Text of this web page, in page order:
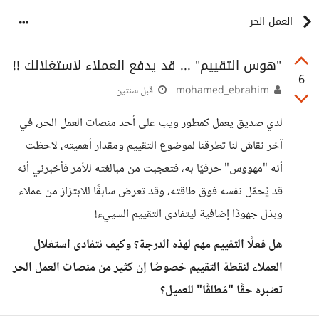
العمل الحر
6
"هوس التقييم" ... قد يدفع العملاء لاستغلالك !!
قبل سنتين
لدي صديق يعمل كمطور ويب على أحد منصات العمل الحر، في
آخر نقاش لنا تطرقنا لموضوع التقييم ومقدار أهميته، لاحظت
أنه "مهووس" حرفيًا به، فتعجبت من مبالغته للأمر فأخبرني أنه
قد يُحمّل نفسه فوق طاقته، وقد تعرض سابقًا للابتزاز من عملاء
وبذل جهودًا إضافية ليتفادى التقييم السييء!
هل فعلًا التقييم مهم لهذه الدرجة؟ وكيف نتفادى استغلال
العملاء لنقطة التقييم خصوصًا إن كثير من منصات العمل الحر
تعتبره حقًا "مُطلقًا" للعميل؟